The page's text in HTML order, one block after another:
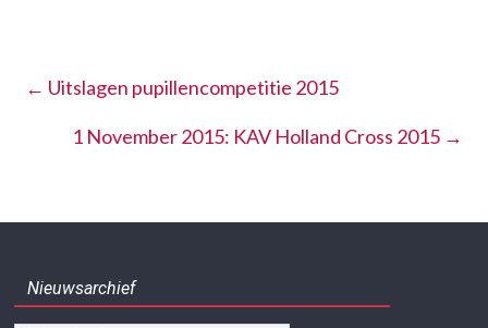
← Uitslagen pupillencompetitie 2015
1 November 2015: KAV Holland Cross 2015 →
Nieuwsarchief